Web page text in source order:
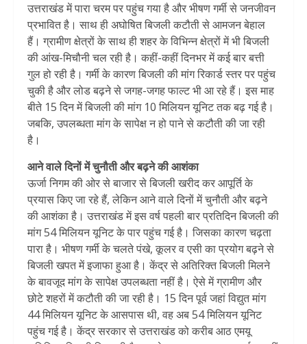
उत्तराखंड में पारा चरम पर पहुंच गया है और भीषण गर्मी से जनजीवन
प्रभावित है। साथ ही अघोषित बिजली कटौती से आमजन बेहाल
हैं। ग्रामीण क्षेत्रों के साथ ही शहर के विभिन्न क्षेत्रों में भी बिजली
की आंख-मिचौनी चल रही है। कहीं-कहीं दिनभर में कई बार बत्ती
गुल हो रही है। गर्मी के कारण बिजली की मांग रिकार्ड स्तर पर पहुंच
चुकी है और लोड बढ़ने से जगह-जगह फाल्ट भी आ रहे हैं। इस माह
बीते 15 दिन में बिजली की मांग 10 मिलियन यूनिट तक बढ़ गई है।
जबकि, उपलब्धता मांग के सापेक्ष न हो पाने से कटौती की जा रही
है।
आने वाले दिनों में चुनौती और बढ़ने की आशंका
ऊर्जा निगम की ओर से बाजार से बिजली खरीद कर आपूर्ति के
प्रयास किए जा रहे हैं, लेकिन आने वाले दिनों में चुनौती और बढ़ने
की आशंका है। उत्तराखंड में इस वर्ष पहली बार प्रतिदिन बिजली की
मांग 54 मिलियन यूनिट के पार पहुंच गई है। जिसका कारण चढ़ता
पारा है। भीषण गर्मी के चलते पंखे, कूलर व एसी का प्रयोग बढ़ने से
बिजली खपत में इजाफा हुआ है। केंद्र से अतिरिक्त बिजली मिलने
के बावजूद मांग के सापेक्ष उपलब्धता नहीं है। ऐसे में ग्रामीण और
छोटे शहरों में कटौती की जा रही है। 15 दिन पूर्व जहां विद्युत मांग
44 मिलियन यूनिट के आसपास थी, वह अब 54 मिलियन यूनिट
पहुंच गई है। केंद्र सरकार से उत्तराखंड को करीब आठ एमयू